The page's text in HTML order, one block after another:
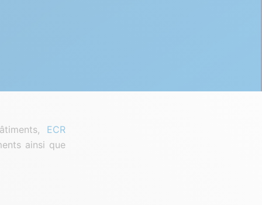
ECR
ainsi que